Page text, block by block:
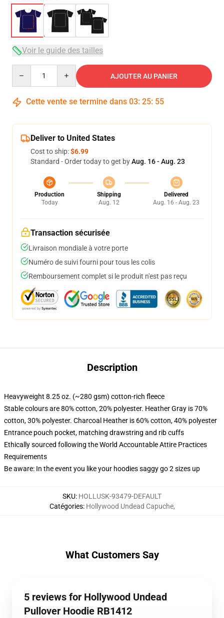
Voir le guide des tailles
AJOUTER AU PANIER
Cette vente se termine dans 03: 25: 54
Deliver to United States
Cost to ship:$6.99
Standard - Order today to get byAug. 16 - Aug. 23
Production
Today
Shipping
Aug. 12
Delivered
Aug. 16 - Aug. 23
Transaction sécurisée
Livraison mondiale à votre porte
Numéro de suivi fourni pour tous les colis
Remboursement complet si le produit n'est pas reçu
Description
Heavyweight 8.25 oz. (~280 gsm) cotton-rich fleece
Stable colours are 80% cotton, 20% polyester. Heather Gray is 70%
cotton, 30% polyester. Charcoal Heather is 60% cotton, 40% polyester
Entrance pouch pocket, matching drawstring and rib cuffs
Ethically sourced following the World Accountable Attire Practices
Requirements
Be aware: In the event you like your hoodies saggy go 2 sizes up
SKU: HOLLUSK-93479-DEFAULT
Catégories: Hollywood Undead Capuche,
What Customers Say
5 reviews for Hollywood Undead
Pullover Hoodie RB1412